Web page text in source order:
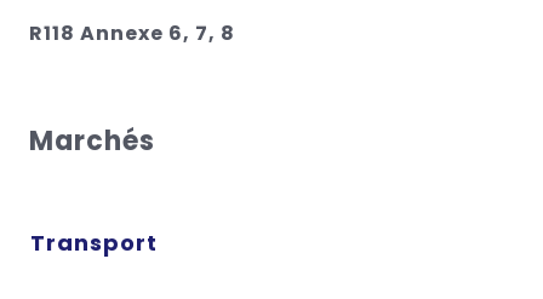
R118 Annexe 6, 7, 8
Marchés
Transport